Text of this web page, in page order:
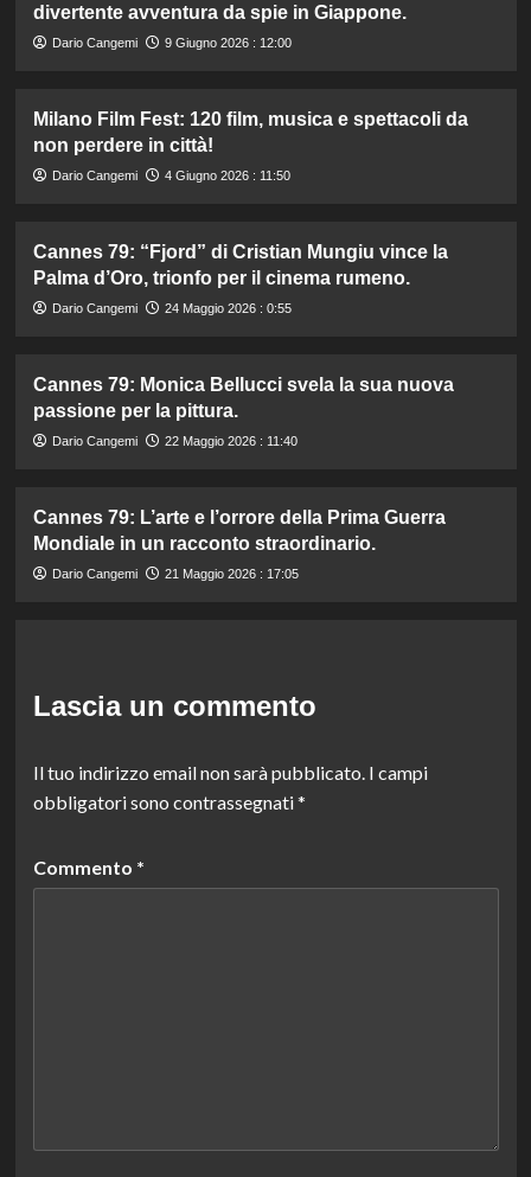
divertente avventura da spie in Giappone.
Dario Cangemi 9 Giugno 2026 : 12:00
Milano Film Fest: 120 film, musica e spettacoli da
non perdere in città!
Dario Cangemi 4 Giugno 2026 : 11:50
Cannes 79: “Fjord” di Cristian Mungiu vince la
Palma d’Oro, trionfo per il cinema rumeno.
Dario Cangemi 24 Maggio 2026 : 0:55
Cannes 79: Monica Bellucci svela la sua nuova
passione per la pittura.
Dario Cangemi 22 Maggio 2026 : 11:40
Cannes 79: L’arte e l’orrore della Prima Guerra
Mondiale in un racconto straordinario.
Dario Cangemi 21 Maggio 2026 : 17:05
Lascia un commento
Il tuo indirizzo email non sarà pubblicato. I campi
obbligatori sono contrassegnati*
Commento *